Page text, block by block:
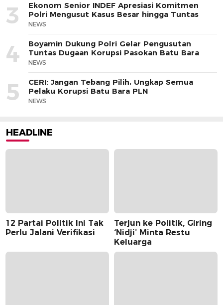
3
Ekonom Senior INDEF Apresiasi Komitmen
Polri Mengusut Kasus Besar hingga Tuntas
NEWS
4
Boyamin Dukung Polri Gelar Pengusutan
Tuntas Dugaan Korupsi Pasokan Batu Bara
NEWS
5
CERI: Jangan Tebang Pilih, Ungkap Semua
Pelaku Korupsi Batu Bara PLN
NEWS
HEADLINE
12 Partai Politik Ini Tak
Perlu Jalani Verifikasi
Terjun ke Politik, Giring
‘Nidji’ Minta Restu
Keluarga